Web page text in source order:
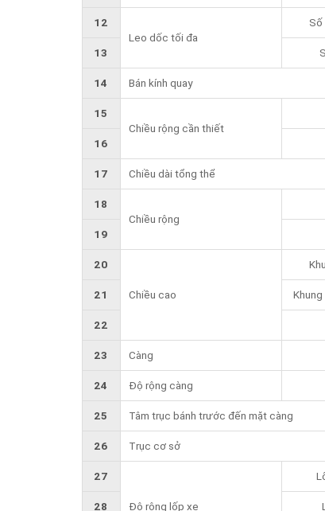
12
Leo dốc tối đa
13
14 Bán kính quay
15
Chiều rộng cần thiết
16
17 Chiều dài tổng thể
18
Chiều rộng
19
20
Chiều cao
21
22
23 Càng
24 Độ rộng càng
25 Tâm trục bánh trước đến mặt càng
26 Trục cơ sở
27
Độ rộng lốp xe
28